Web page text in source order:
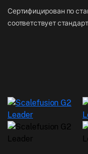
Сертифицирован по
соответствует